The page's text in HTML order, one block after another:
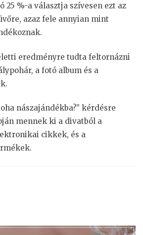
25 %-a választja szívesen ezt az
azaz fele annyian mint
eredményre tudta feltornázni
a fotó album és a
nászajándékba?” kérdésre
mennek ki a divatból a
cikkek, és a